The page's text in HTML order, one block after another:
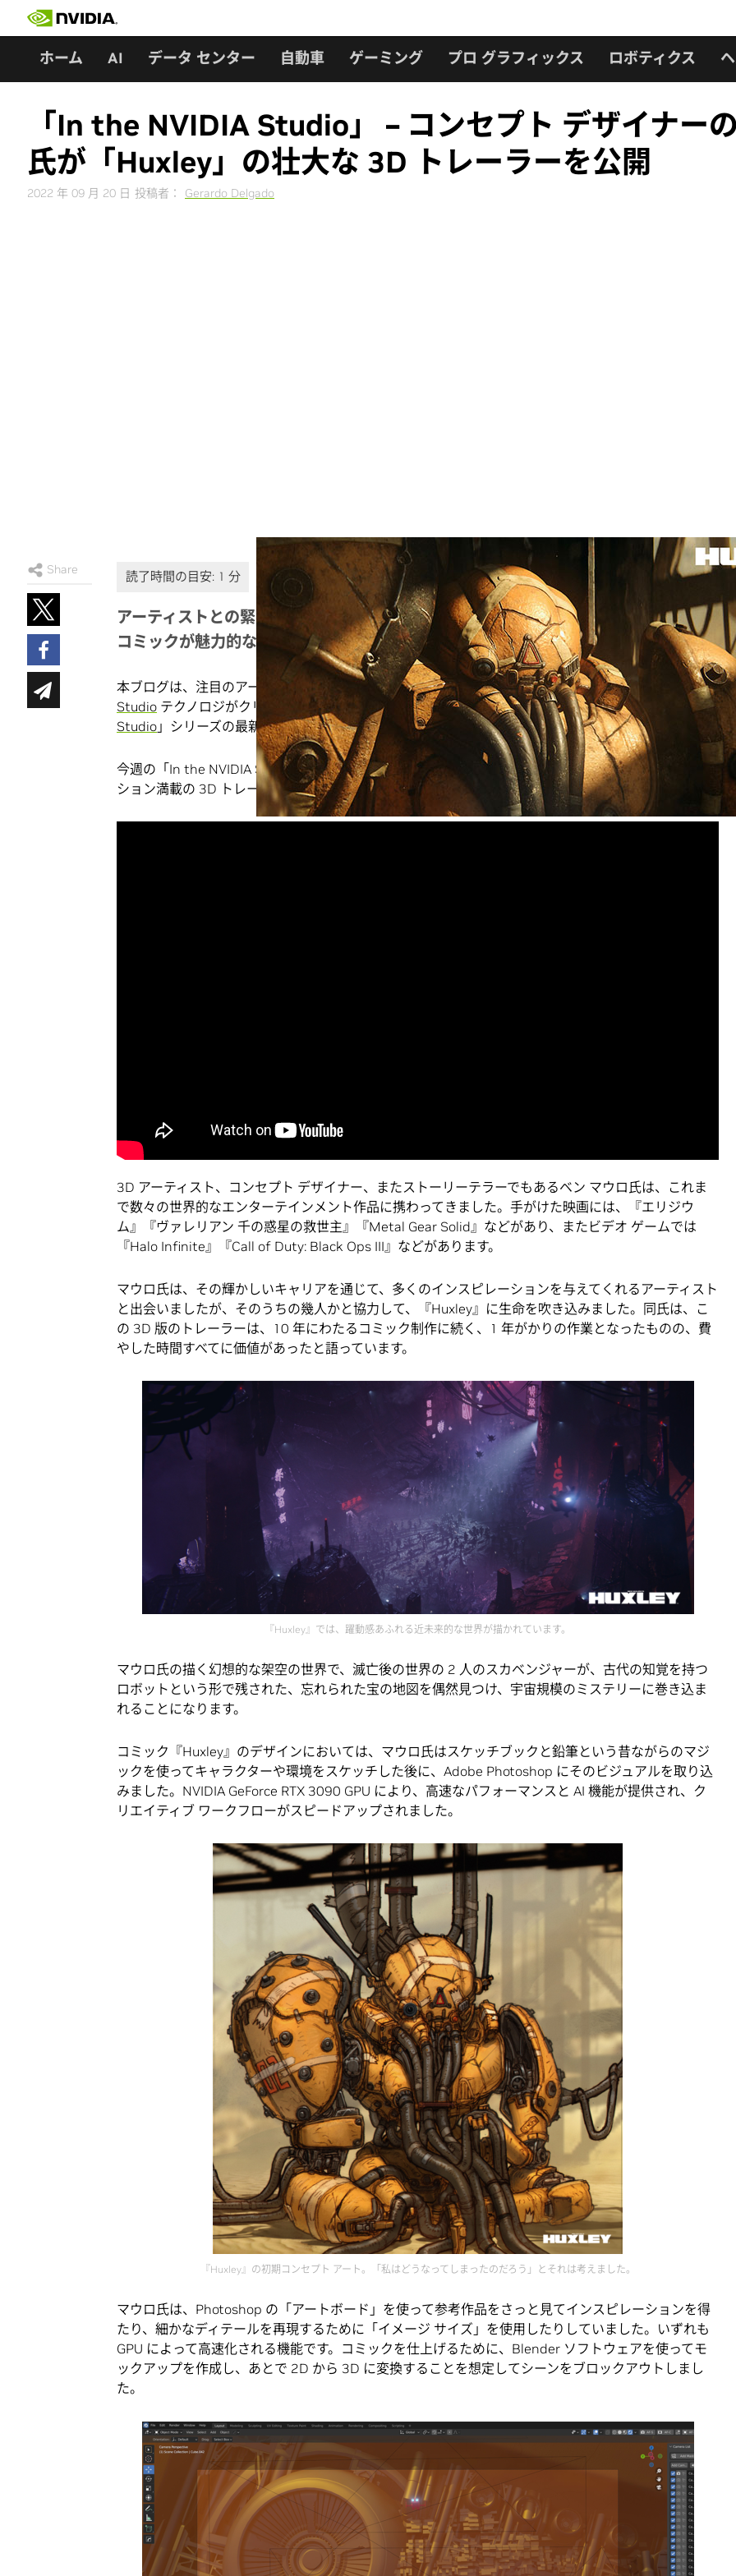
ホーム AI データ センター 自動車 ゲーミング プロ グラフィックス ロボティクス
「In the NVIDIA Studio」 – コンセプト デザイナー
氏が「Huxley」の壮大な 3D トレーラーを公開
2022 年 09 月 20 日 投稿者： Gerardo Delgado
Share
アーティストとの緊密なコラボレーションと NVIDIA GeForce RTX GPU により、SF
コミックが魅力的なトレーラーへと変貌
本ブログは、注目のアーティストを称え、クリエイティブ活動のヒントやコツを説明し、
Studio テクノロジがクリエイティブ ワークフローを加速する様子を毎週紹介する「In the NVIDIA
Studio 」シリーズの最新号です。
今週の「In the NVIDIA Studio」では、衝撃的な SF コミック『 Huxley』が、興奮と陰謀に満ちたアク
ション満載の 3D トレーラーとして生まれ変わりました。
3D アーティスト、コンセプト デザイナー、またストーリーテラーでもあるベン マウロ氏は、これま
で数々の世界的なエンターテインメント作品に携わってきました。手がけた映画には、『エリジウ
ム』『ヴァレリアン 千の惑星の救世主』『Metal Gear Solid』などがあり、またビデオ ゲームでは
『Halo Infinite』『Call of Duty: Black Ops III』などがあります。
マウロ氏は、その輝かしいキャリアを通じて、多くのインスピレーションを与えてくれるアーティスト
と出会いましたが、そのうちの幾人かと協力して、『Huxley』に生命を吹き込みました。同氏は、こ
の 3D 版のトレーラーは、10 年にわたるコミック制作に続く、1 年がかりの作業となったものの、費
やした時間すべてに価値があったと語っています。
『Huxley』では、躍動感あふれる近未来的な世界が描かれています。
マウロ氏の描く幻想的な架空の世界で、滅亡後の世界の 2 人のスカベンジャーが、古代の知覚を持つ
ロボットという形で残された、忘れられた宝の地図を偶然見つけ、宇宙規模のミステリーに巻き込ま
れることになります。
コミック『Huxley』のデザインにおいては、マウロ氏はスケッチブックと鉛筆という昔ながらのマジ
ックを使ってキャラクターや環境をスケッチした後に、Adobe Photoshop にそのビジュアルを取り込
みました。NVIDIA GeForce RTX 3090 GPU により、高速なパフォーマンスと AI 機能が提供され、ク
リエイティブ ワークフローがスピードアップされました。
『Huxley』の初期コンセプト アート。「私はどうなってしまったのだろう」とそれは考えました。
マウロ氏は、Photoshop の「アートボード」を使って参考作品をさっと見てインスピレーションを得
たり、細かなディテールを再現するために「イメージ サイズ」を使用したりしていました。いずれも
GPU によって高速化される機能です。コミックを仕上げるために、Blender ソフトウェアを使ってモ
ックアップを作成し、あとで 2D から 3D に変換することを想定してシーンをブロックアウトしまし
た。